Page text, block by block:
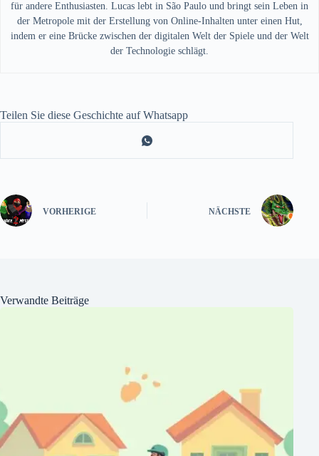
für andere Enthusiasten. Lucas lebt in São Paulo und bringt sein Leben in
der Metropole mit der Erstellung von Online-Inhalten unter einen Hut,
indem er eine Brücke zwischen der digitalen Welt der Spiele und der Welt
der Technologie schlägt.
Teilen Sie diese Geschichte auf Whatsapp
VORHERIGE NÄCHSTE
Verwandte Beiträge